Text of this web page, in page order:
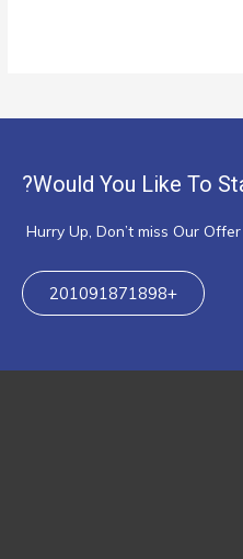
Would You Like To
Hurry Up, Don’t miss Our
+201091871898